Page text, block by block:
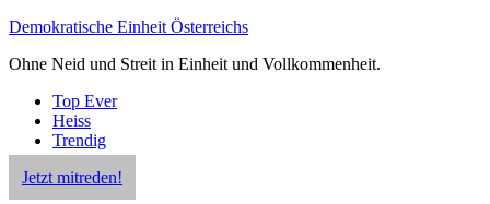
Demokratische Einheit Österreichs
Ohne Neid und Streit in Einheit und Vollkommenheit.
Top Ever
Heiss
Trendig
Jetzt mitreden!